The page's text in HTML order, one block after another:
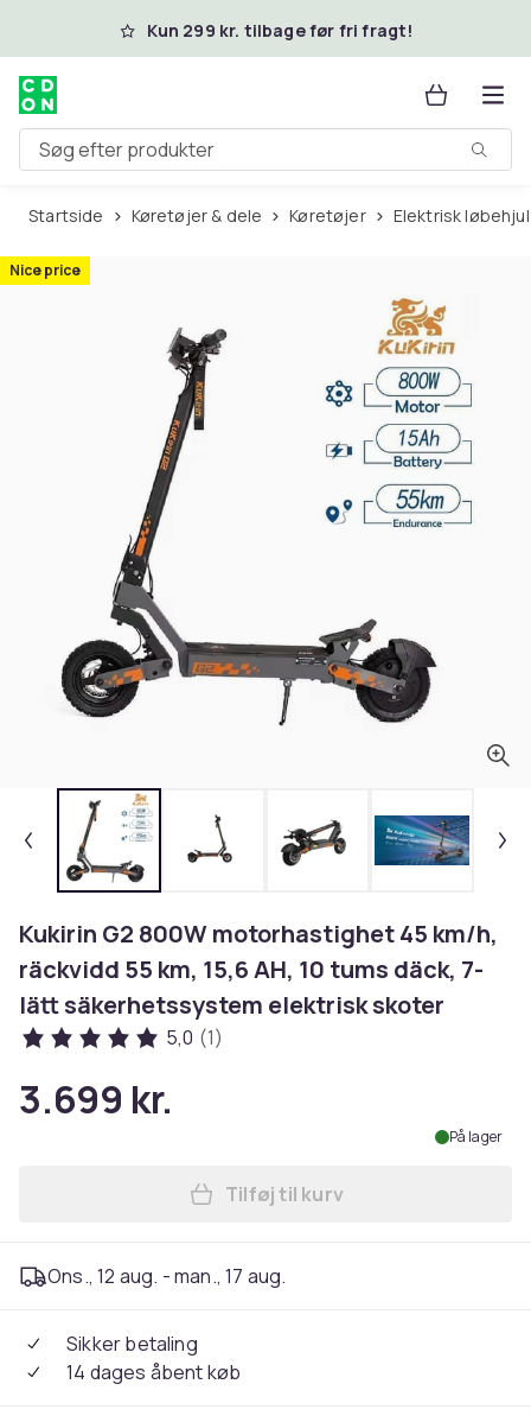
Spring til hovedindhold
Kun 299 kr. tilbage før fri fragt!
Søg efter produkter
Startside Køretøjer & dele Køretøjer Elektrisk løbehjul
Nice price
Kukirin G2 800W motorhastighet 45 km/h,
räckvidd 55 km, 15,6 AH, 10 tums däck, 7-
lätt säkerhetssystem elektrisk skoter
5,0 (1)
3.699 kr.
På lager
Læg Kukirin G2 800W
Tilføj til kurv
Ons., 12 aug. - man., 17 aug.
Sikker betaling
14 dages åbent køb